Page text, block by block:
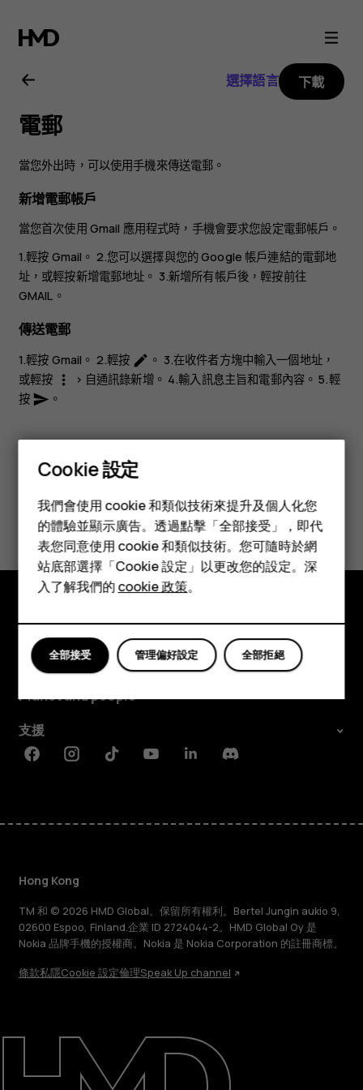
Nokia
C2
用
戶
指
南
智慧型手機
功能型手機
配件
平板電腦
關於
維修、循環再用、回收再造
支援
選擇語言 下載
電郵
當您外出時，可以使用手機來傳送電郵。
新增電郵帳戶
當您首次使用 Gmail 應用程式時，手機會要求您設定電郵帳戶。
1.輕按 Gmail 。 2.您可以選擇與您的 Google 帳戶連結的電郵地
址，或輕按新增電郵地址 。 3.新增所有帳戶後，輕按前往
GMAIL 。
傳送電郵
1.輕按 Gmail 。 2.輕按 create 。 3.在收件者方塊中輸入一個地址，
或輕按
more_vert > 自通訊錄新增。 4.輸入訊息主旨和電郵內容。 5.輕
按 send 。
您認為這有幫助嗎？
是 否
探索
關於
Planet and people
支援
FacebookInstagramTiktokYoutubeLinkedinDiscord
Hong Kong
TM 和 © 2026 HMD Global。保留所有權利。Bertel Jungin aukio 9,
02600 Espoo, Finland.企業 ID 2724044-2。HMD Global Oy 是
Nokia 品牌手機的授權商。Nokia 是 Nokia Corporation 的註冊商標。
條款私隱Cookie 設定倫理Speak Up channel
Cookie 設定
我們會使用 cookie 和類似技術來提升及個人化您
的體驗並顯示廣告。透過點擊「全部接受」，即代
表您同意使用 cookie 和類似技術。您可隨時於網
站底部選擇「Cookie 設定」以更改您的設定。深
入了解我們的cookie 政策。
全部拒絕
管理偏好設定
全部接受